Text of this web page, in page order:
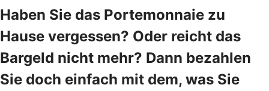
Haben Sie das Portemonnaie zu
Hause vergessen? Oder reicht das
Bargeld nicht mehr? Dann bezahlen
Sie doch einfach mit dem, was Sie